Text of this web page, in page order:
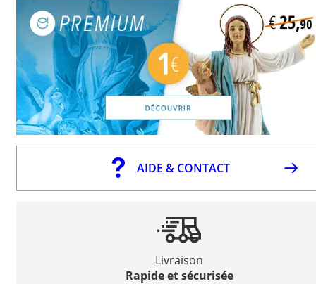
AIDE & CONTACT
Livraison
Rapide et sécurisée